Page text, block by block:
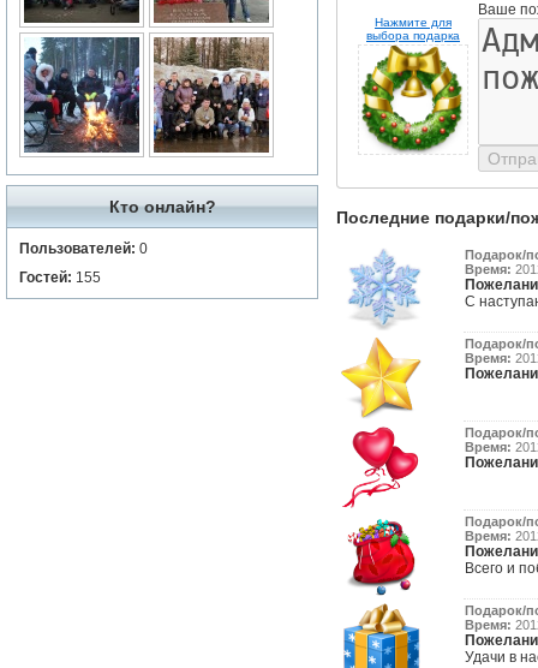
Кто онлайн?
Пользователей: 0
Гостей: 155
Нажмите для
выбора подарка
Ваше
Последние подарки/
Подарок/
Время:
С
Подарок/
Время:
Подарок/
Время:
Подарок/
Время:
Всего и
Подарок/
Время:
Удачи в